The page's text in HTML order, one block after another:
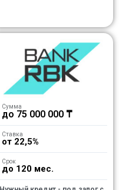
Сумма
до 75 000 000 ₸
Ставка
от 22,5%
Срок
до 120 мес.